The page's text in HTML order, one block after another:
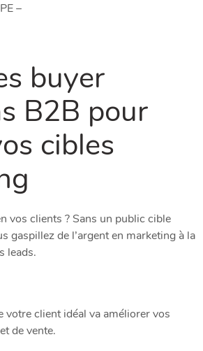
–
buyer
B2B pour
cibles
vos clients ? Sans un public cible
gaspillez de l’argent en marketing à la
leads.
votre client idéal va améliorer vos
de vente.